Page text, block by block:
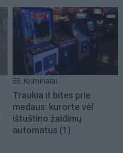
Kriminalai
Traukia it bites prie
medaus: kurorte vėl
ištuštino žaidimų
automatus (1)